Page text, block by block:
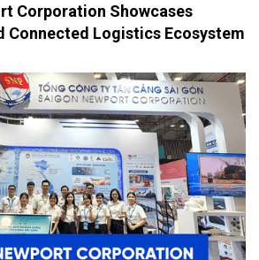
Corporation Showcases
Connected Logistics Ecosystem